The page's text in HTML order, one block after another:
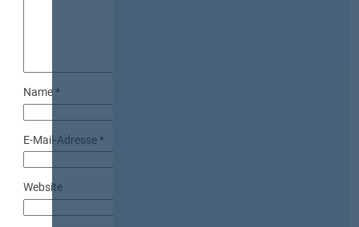
Name*
E-Mail-Adresse*
Website